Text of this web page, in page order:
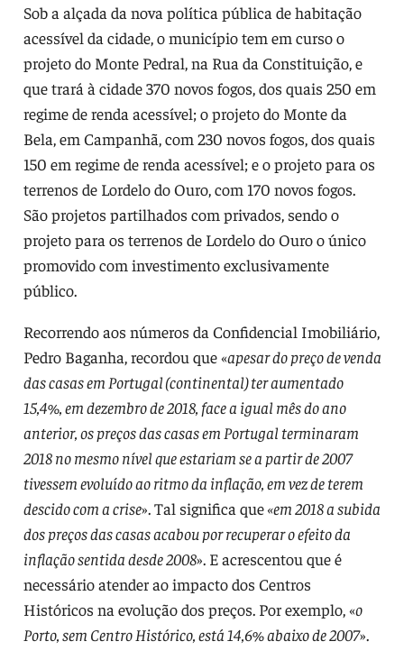
Sob a alçada da nova política pública de habitação
acessível da cidade, o município tem em curso o
projeto do Monte Pedral, na Rua da Constituição, e
que trará à cidade 370 novos fogos, dos quais 250 em
regime de renda acessível; o projeto do Monte da
Bela, em Campanhã, com 230 novos fogos, dos quais
150 em regime de renda acessível; e o projeto para os
terrenos de Lordelo do Ouro, com 170 novos fogos.
São projetos partilhados com privados, sendo o
projeto para os terrenos de Lordelo do Ouro o único
promovido com investimento exclusivamente
público.
Recorrendo aos números da Confidencial Imobiliário,
Pedro Baganha, recordou que «apesar do preço de venda
das casas em Portugal (continental) ter aumentado
15,4%, em dezembro de 2018, face a igual mês do ano
anterior, os preços das casas em Portugal terminaram
2018 no mesmo nível que estariam se a partir de 2007
tivessem evoluído ao ritmo da inflação, em vez de terem
descido com a crise». Tal significa que«em 2018 a subida
dos preços das casas acabou por recuperar o efeito da
inflação sentida desde 2008». E acrescentou que é
necessário atender ao impacto dos Centros
Históricos na evolução dos preços. Por exemplo, «o
Porto, sem Centro Histórico, está 14,6% abaixo de 2007».